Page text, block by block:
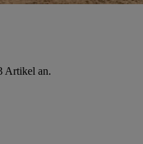
Artikel an.